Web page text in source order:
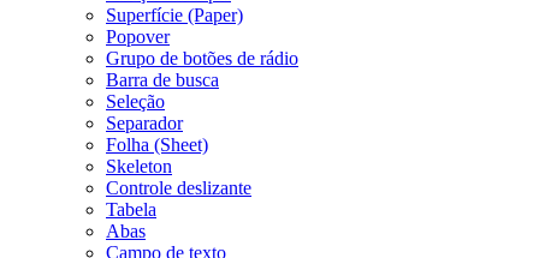
Superfície (Paper)
Popover
Grupo de botões de rádio
Barra de busca
Seleção
Separador
Folha (Sheet)
Skeleton
Controle deslizante
Tabela
Abas
Campo de texto